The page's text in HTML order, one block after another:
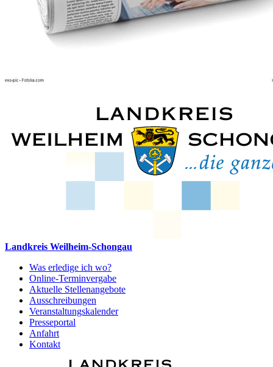
Landkreis Weilheim-Schongau
Was erledige ich wo?
Online-Terminvergabe
Aktuelle Stellenangebote
Ausschreibungen
Veranstaltungskalender
Presseportal
Anfahrt
Kontakt